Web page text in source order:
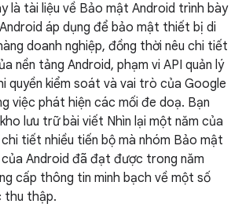
là tài liệu về Bảo mật Android trình bày
áp dụng để bảo mật thiết bị di
doanh nghiệp, đồng thời nêu chi tiết
nền tảng Android, phạm vi API quản lý
quyền kiểm soát và vai trò của Google
việc phát hiện các mối đe doạ. Bạn
lưu trữ bài viết Nhìn lại một năm của
tiết nhiều tiến bộ mà nhóm Bảo mật
Android đã đạt được trong năm
cấp thông tin minh bạch về một số
thu thập.